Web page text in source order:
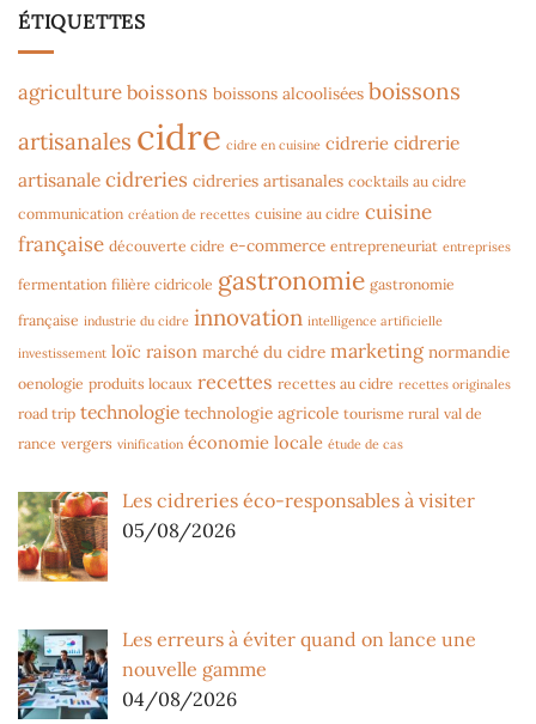
ÉTIQUETTES
agriculture boissons boissons alcoolisées boissons
artisanales cidre cidre en cuisine cidrerie cidrerie
artisanale cidreries cidreries artisanales cocktails au cidre
communication création de recettes cuisine au cidre cuisine
française découverte cidre e-commerce entrepreneuriat entreprises
fermentation filière cidricole gastronomie gastronomie
française industrie du cidre innovation intelligence artificielle
investissement loïc raison marché du cidre marketing normandie
oenologie produits locaux recettes recettes au cidre recettes originales
road trip technologie technologie agricole tourisme rural val de
rance vergers vinification économie locale étude de cas
Les cidreries éco-responsables à visiter
05/08/2026
Les erreurs à éviter quand on lance une
nouvelle gamme
04/08/2026